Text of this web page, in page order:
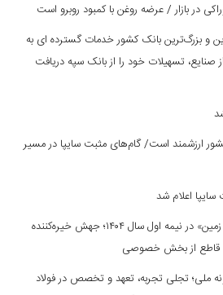
در بازار / عرضه روغن با کمبود روبرو است
و بزرگ‌ترین بانک کشور خدمات گسترده ای به
صنایع، تسهیلات خود را از بانک سپه دریافت
ارزشمند است/ گام‌های مثبت سایپا در مسیر
اعلام شد
کارنامه درخشان «بانک ایران زمین» در نیمه اول سال ۱۴۰۴؛ جهش خیره‌کننده
قاطع از بخش خصوصی
ملی؛ تجلی تجربه، تعهد و تخصص در فولاد